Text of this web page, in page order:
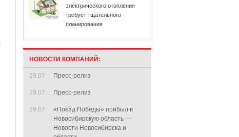
электрического отопления
требует тщательного
планирования
НОВОСТИ КОМПАНИЙ:
29.07 Пресс-релиз
29.07 Пресс-релиз
29.07
«Поезд Победы» прибыл в
Новосибирскую область —
Новости Новосибирска и